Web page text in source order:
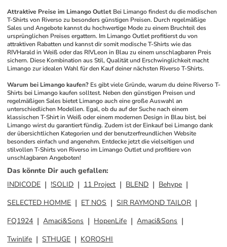
Attraktive Preise im Limango Outlet Bei Limango findest du die modischen
T-Shirts von Riverso zu besonders günstigen Preisen. Durch regelmäßige
Sales und Angebote kannst du hochwertige Mode zu einem Bruchteil des
ursprünglichen Preises ergattern. Im Limango Outlet profitierst du von
attraktiven Rabatten und kannst dir somit modische T-Shirts wie das
RIVHarald in Weiß oder das RIVLeon in Blau zu einem unschlagbaren Preis
sichern. Diese Kombination aus Stil, Qualität und Erschwinglichkeit macht
Limango zur idealen Wahl für den Kauf deiner nächsten Riverso T-Shirts.
Warum bei Limango kaufen? Es gibt viele Gründe, warum du deine Riverso T-
Shirts bei Limango kaufen solltest. Neben den günstigen Preisen und
regelmäßigen Sales bietet Limango auch eine große Auswahl an
unterschiedlichen Modellen. Egal, ob du auf der Suche nach einem
klassischen T-Shirt in Weiß oder einem modernen Design in Blau bist, bei
Limango wirst du garantiert fündig. Zudem ist der Einkauf bei Limango dank
der übersichtlichen Kategorien und der benutzerfreundlichen Website
besonders einfach und angenehm. Entdecke jetzt die vielseitigen und
stilvollen T-Shirts von Riverso im Limango Outlet und profitiere von
unschlagbaren Angeboten!
Das könnte Dir auch gefallen:
INDICODE
!SOLID 11 Project BLEND
Behype
SELECTED HOMME
ET NOS
SIR RAYMOND TAILOR
FQ1924
Amaci&Sons HopenLife
Amaci&Sons
Twinlife
STHUGE KOROSHI